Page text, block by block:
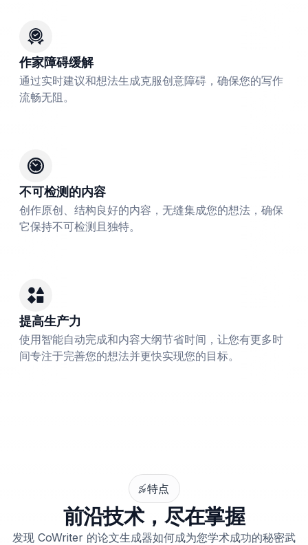
作家障碍缓解
通过实时建议和想法生成克服创意障碍，确保您的写作
流畅无阻。
不可检测的内容
创作原创、结构良好的内容，无缝集成您的想法，确保
它保持不可检测且独特。
提高生产力
使用智能自动完成和内容大纲节省时间，让您有更多时
间专注于完善您的想法并更快实现您的目标。
特点
前沿技术，尽在掌握
发现 CoWriter 的论文生成器如何成为您学术成功的秘密武